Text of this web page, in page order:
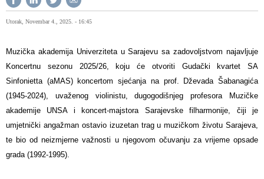
Utorak, Novembar 4., 2025. - 16:45
Muzička akademija Univerziteta u Sarajevu sa zadovoljstvom najavljuje
Koncertnu sezonu 2025/26, koju će otvoriti Gudački kvartet SA
Sinfonietta (aMAS) koncertom sjećanja na prof. Dževada Šabanagića
(1945-2024), uvaženog violinistu, dugogodišnjeg profesora Muzičke
akademije UNSA i koncert-majstora Sarajevske filharmonije, čiji je
umjetnički angažman ostavio izuzetan trag u muzičkom životu Sarajeva,
te bio od neizmjerne važnosti u njegovom očuvanju za vrijeme opsade
grada (1992-1995).